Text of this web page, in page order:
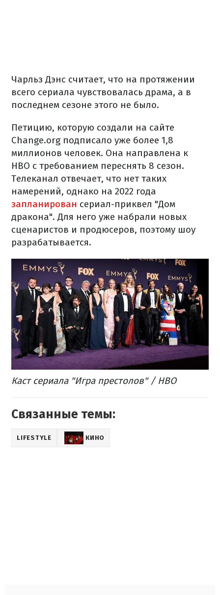
Чарльз Дэнс считает, что на протяжении
всего сериала чувствовалась драма, а в
последнем сезоне этого не было.
Петицию, которую создали на сайте
Change.org подписало уже более 1,8
миллионов человек. Она направлена ​​к
HBO с требованием переснять 8 сезон.
Телеканал отвечает, что нет таких
намерений, однако на 2022 года
запланирован сериал-приквел "Дом
дракона". Для него уже набрали новых
сценаристов и продюсеров, поэтому шоу
разрабатывается.
Каст сериала "Игра престолов" / HBO
Связанные темы:
LIFESTYLE КИНО